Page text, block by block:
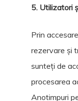
5. Utilizatori
Prin
rezervare și
sunteți de
procesarea
Anotimpuri